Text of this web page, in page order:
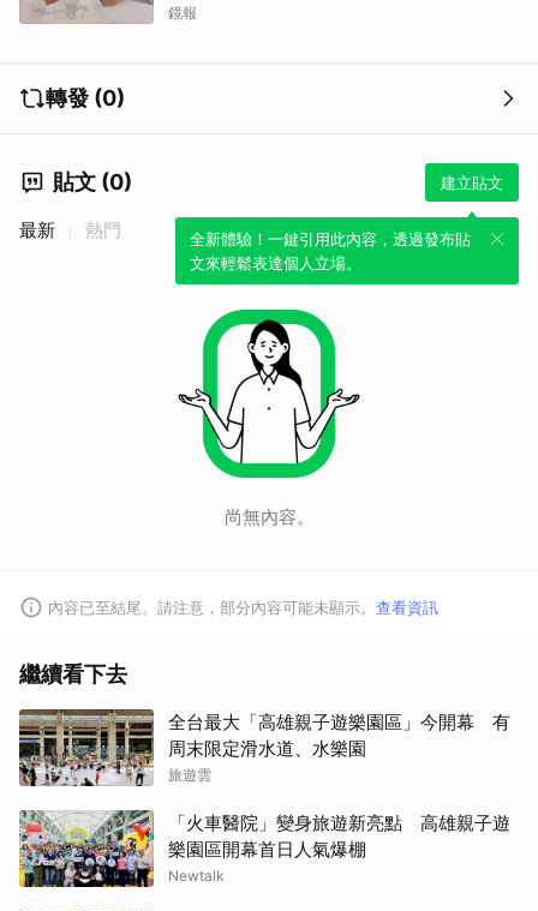
遺孀
鏡報
轉發 (0)
貼文 (0) 建立貼文
全新體驗！一鍵引用此內容，透過發布貼
文來輕鬆表達個人立場。
最新 熱門
尚無內容。
內容已至結尾。請注意，部分內容可能未顯示。 查看資訊
繼續看下去
全台最大「高雄親子遊樂園區」今開幕 有
周末限定滑水道、水樂園
旅遊雲
「火車醫院」變身旅遊新亮點 高雄親子遊
樂園區開幕首日人氣爆棚
Newtalk